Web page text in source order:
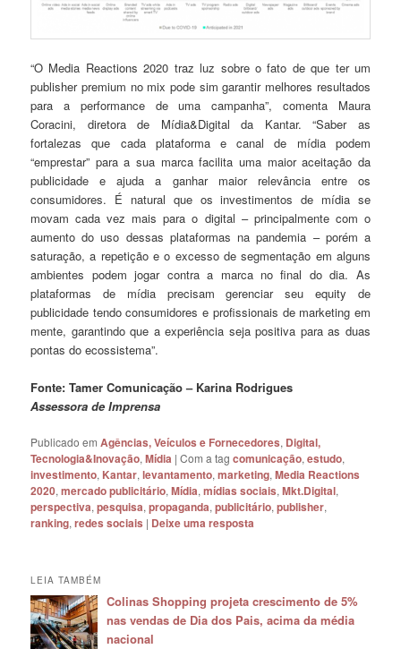
“O Media Reactions 2020 traz luz sobre o fato de que ter um
publisher premium no mix pode sim garantir melhores resultados
para a performance de uma campanha”, comenta Maura
Coracini, diretora de Mídia&Digital da Kantar. “Saber as
fortalezas que cada plataforma e canal de mídia podem
“emprestar” para a sua marca facilita uma maior aceitação da
publicidade e ajuda a ganhar maior relevância entre os
consumidores. É natural que os investimentos de mídia se
movam cada vez mais para o digital – principalmente com o
aumento do uso dessas plataformas na pandemia – porém a
saturação, a repetição e o excesso de segmentação em alguns
ambientes podem jogar contra a marca no final do dia. As
plataformas de mídia precisam gerenciar seu equity de
publicidade tendo consumidores e profissionais de marketing em
mente, garantindo que a experiência seja positiva para as duas
pontas do ecossistema”.
Fonte: Tamer Comunicação – Karina Rodrigues
Assessora de Imprensa
Publicado em Agências, Veículos e Fornecedores, Digital,
Tecnologia&Inovação,Mídia |Com a tagcomunicação,estudo,
investimento, Kantar,levantamento,marketing,Media Reactions
2020,mercado publicitário,Mídia,mídias sociais,Mkt.Digital,
perspectiva,pesquisa,propaganda,publicitário,publisher,
ranking,redes sociais | Deixe uma resposta
LEIA TAMBÉM
Colinas Shopping projeta crescimento de 5%
nas vendas de Dia dos Pais, acima da média
nacional